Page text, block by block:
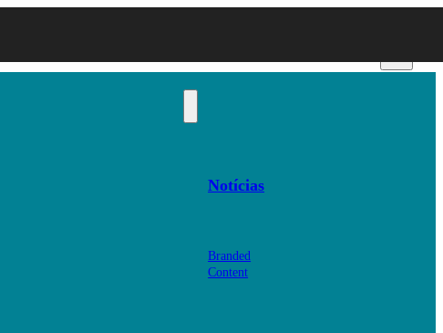
Notícias
Branded
Content